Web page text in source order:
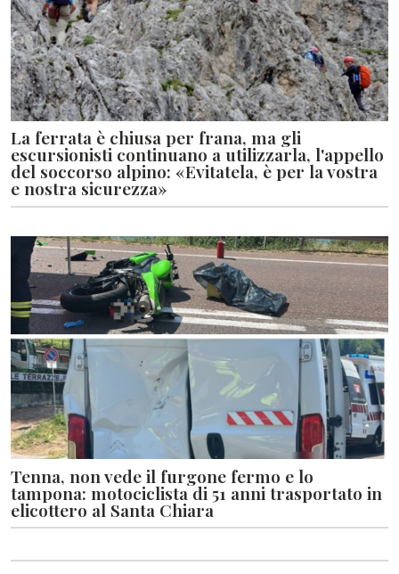
La ferrata è chiusa per frana, ma gli
escursionisti continuano a utilizzarla, l'appello
del soccorso alpino: «Evitatela, è per la vostra
e nostra sicurezza»
Tenna, non vede il furgone fermo e lo
tampona: motociclista di 51 anni trasportato in
elicottero al Santa Chiara